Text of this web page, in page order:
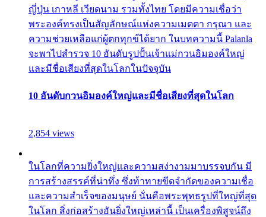
ญี่ปุ่น เกาหลี เวียดนาม รวมทั้งไทย โดยมีความเชื่อว่า
พระองค์ทรงเป็นสัญลักษณ์แห่งความเมตตา กรุณา และ
ความช่วยเหลือแก่ผู้ตกทุกข์ได้ยาก ในบทความนี้ Palanla
จะพาไปสำรวจ 10 อันดับรูปปั้นเจ้าแม่กวนอิมองค์ใหญ่
และมีชื่อเสียงที่สุดในโลกในปัจจุบัน
10 อันดับกวนอิมองค์ใหญ่และมีชื่อเสียงที่สุดในโลก
2,854 views
ในโลกที่ความยิ่งใหญ่และความสง่างามมาบรรจบกัน มี
การสร้างสรรค์ที่น่าทึ่ง ซึ่งท้าทายขีดจำกัดของความเชื่อ
และความสำเร็จของมนุษย์ นั่นคือพระพุทธรูปที่ใหญ่ที่สุด
ในโลก สิ่งก่อสร้างอันยิ่งใหญ่เหล่านี้ เป็นเครื่องพิสูจน์ถึง